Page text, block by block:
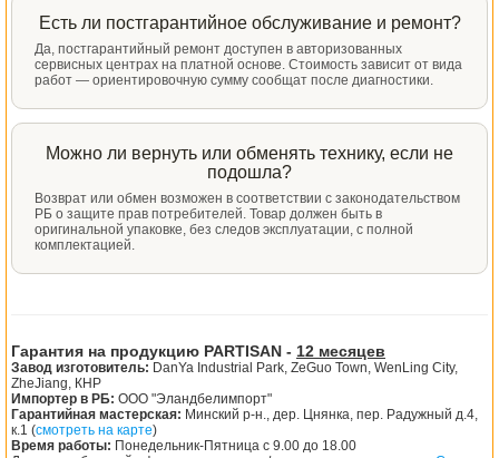
Есть ли постгарантийное обслуживание и ремонт?
Да, постгарантийный ремонт доступен в авторизованных
сервисных центрах на платной основе. Стоимость зависит от вида
работ — ориентировочную сумму сообщат после диагностики.
Можно ли вернуть или обменять технику, если не
подошла?
Возврат или обмен возможен в соответствии с законодательством
РБ о защите прав потребителей. Товар должен быть в
оригинальной упаковке, без следов эксплуатации, с полной
комплектацией.
Гарантия на продукцию PARTISAN - 12 месяцев
Завод изготовитель: DanYa Industrial Park, ZeGuo Town, WenLing City,
ZheJiang, КНР
Импортер в РБ: ООО "Эландбелимпорт"
Гарантийная мастерская: Минский р-н., дер. Цнянка, пер. Радужный д.4,
к.1 (смотреть на карте)
Время работы: Понедельник-Пятница с 9.00 до 18.00